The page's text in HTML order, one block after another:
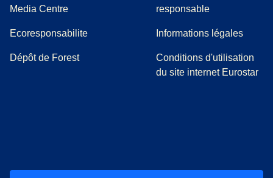
Media Centre( Ouvre un nouvel onglet)
Ecoresponsabilite
Dépôt de Forest
responsable
Informations légales
Conditions d'utilisation
du site internet Eurostar